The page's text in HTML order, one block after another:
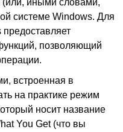
иными словами,
системе Windows. Для
позволяющий
встроенная в
на практике режим
носит название
You Get (что вы